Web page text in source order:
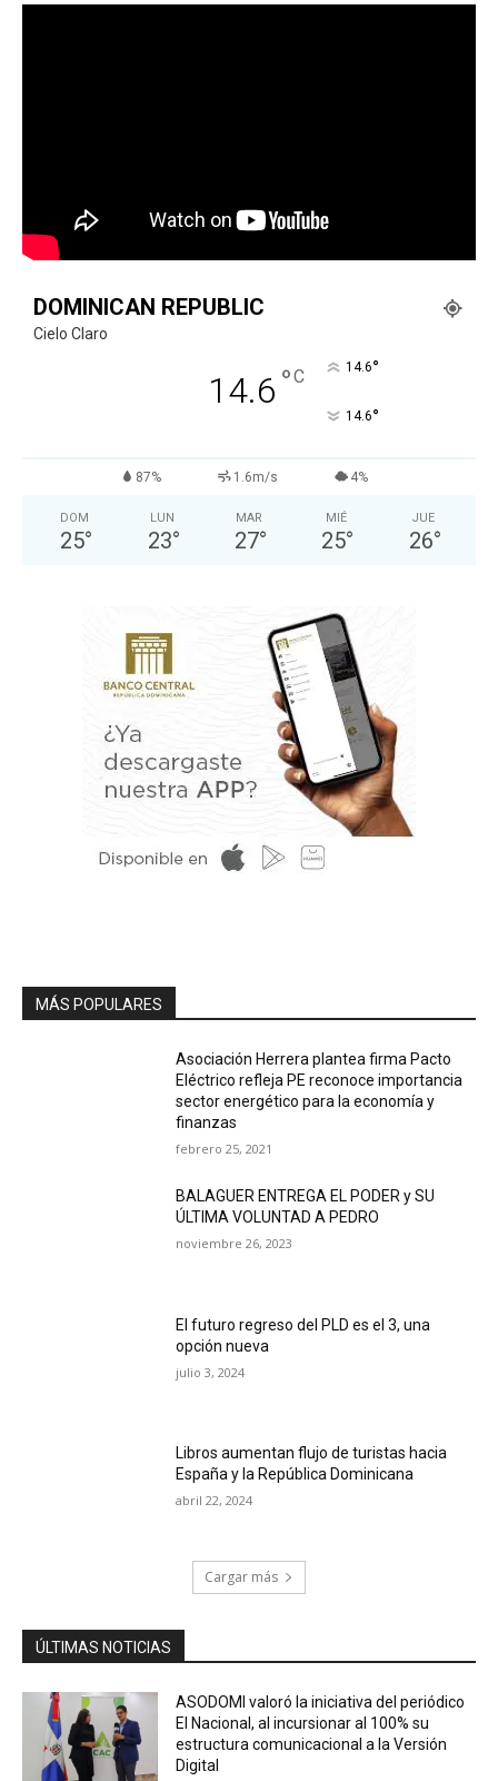
DOMINICAN REPUBLIC
Cielo Claro
14.6 °C 14.6°
14.6°
87% 1.6m/s 4%
DOM
25°
LUN
23°
MAR
27°
MIÉ
25°
JUE
26°
MÁS POPULARES
Asociación Herrera plantea firma Pacto
Eléctrico refleja PE reconoce importancia
sector energético para la economía y
finanzas
febrero 25, 2021
BALAGUER ENTREGA EL PODER y SU
ÚLTIMA VOLUNTAD A PEDRO
noviembre 26, 2023
El futuro regreso del PLD es el 3, una
opción nueva
julio 3, 2024
Libros aumentan flujo de turistas hacia
España y la República Dominicana
abril 22, 2024
Cargar más
ÚLTIMAS NOTICIAS
ASODOMI valoró la iniciativa del periódico
El Nacional, al incursionar al 100% su
estructura comunicacional a la Versión
Digital